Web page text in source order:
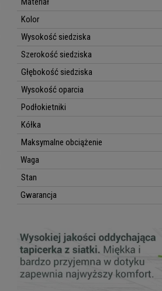
Kolor
Wysokość siedziska
Szerokość siedziska
Głębokość siedziska
Wysokość oparcia
Podłokietniki
Kółka
Maksymalne obciążenie
Waga
Stan
Gwarancja